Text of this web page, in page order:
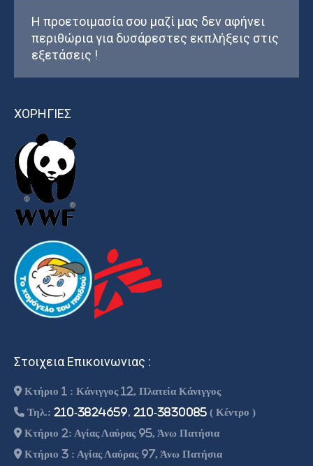
Η προετοιμασία σου μαζί μας δεν αφήνει
περιθώρια για δυσάρεστες εκπλήξεις στις
εξετάσεις !
ΧΟΡΗΓΙΕΣ
Στοιχεια Επικοινωνιας :
Κτήριο 1 : Κάνιγγος 12, Πλατεία Κάνιγγος
Τηλ.: 210-3824659 210-3830085 ( Κέντρο )
Κτήριο 2: Αγίας Λαύρας 95, Άνω Πατήσια
Κτήριο 3 : Αγίας Λαύρας 97, Άνω Πατήσια